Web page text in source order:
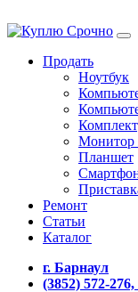
Продать
Ноутбук
Монитор
Планшет
Ремонт
Статьи
Каталог
г. Барнаул
(3852) 572-